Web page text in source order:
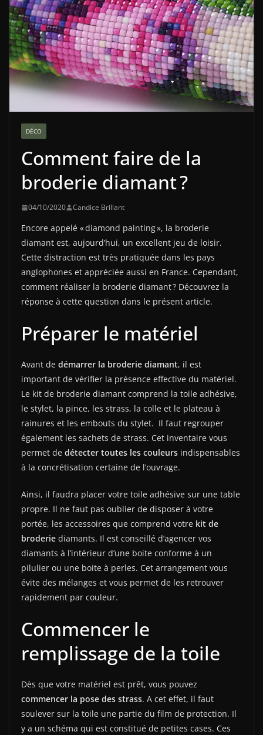
DÉCO
Comment faire de la
broderie diamant ?
04/10/2020 Candice Brillant
Encore appelé « diamond painting », la broderie
diamant est, aujourd’hui, un excellent jeu de loisir.
Cette distraction est très pratiquée dans les pays
anglophones et appréciée aussi en France. Cependant,
comment réaliser la broderie diamant ? Découvrez la
réponse à cette question dans le présent article.
Préparer le matériel
Avant de démarrer la broderie diamant, il est
important de vérifier la présence effective du matériel.
Le kit de broderie diamant comprend la toile adhésive,
le stylet, la pince, les strass, la colle et le plateau à
rainures et les embouts du stylet. Il faut regrouper
également les sachets de strass. Cet inventaire vous
permet de détecter toutes les couleurs indispensables
à la concrétisation certaine de l’ouvrage.
Ainsi, il faudra placer votre toile adhésive sur une table
propre. Il ne faut pas oublier de disposer à votre
portée, les accessoires que comprend votre kit de
broderie diamants. Il est conseillé d’agencer vos
diamants à l’intérieur d’une boite conforme à un
pilulier ou une boite à perles. Cet arrangement vous
évite des mélanges et vous permet de les retrouver
rapidement par couleur.
Commencer le
remplissage de la toile
Dès que votre matériel est prêt, vous pouvez
commencer la pose des strass. A cet effet, il faut
soulever sur la toile une partie du film de protection. Il
y a un schéma qui est constitué de petites cases. Ces